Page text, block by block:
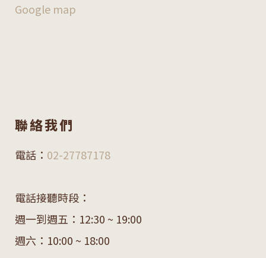
Google map
聯絡我們
電話： 02-27787178
電話接聽時段：
週一到週五：12:30 ~ 19:00
週六：10:00 ~ 18:00